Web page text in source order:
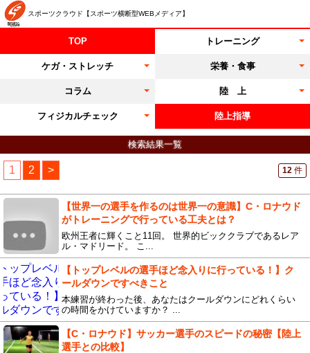
スポーツクラウド【スポーツ横断型WEBメディア】
TOP トレーニング
ケガ・ストレッチ 栄養・食事
コラム 陸 上
フィジカルチェック 陸上指導
検索結果一覧
1 2 > 12 件
【世界一の選手を作るのは世界一の意識】C・ロナウド
がトレーニングで行っている工夫とは？
欧州王者に輝くこと11回。 世界的ビッククラブであるレア
ル・マドリード。 こ...
【トップレベルの選手ほど念入りに行っている！】ク
ールダウンですべきこと
本練習が終わった後、あなたはクールダウンにどれくらい
の時間をかけていますか？ ...
【C・ロナウド】サッカー選手のスピードの秘密【陸上
選手との比較】